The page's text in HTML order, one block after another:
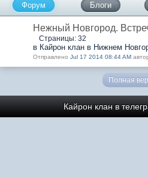
Форум Блоги
Нежный Новгород.
Страницы: 32
в Кайрон клан в Нижнем
Отправлено Jul 17 2014 08:44 AM
Полная
Кайрон клан в